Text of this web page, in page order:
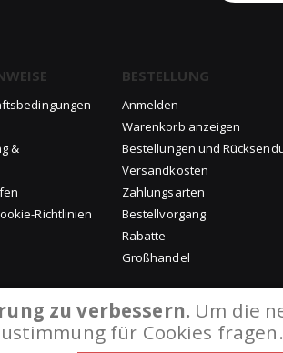
zu verbessern. Um die
für Cookies fragen.
&
Richtlinien
BESTELLUNG
Anmelden
Warenkorb anzeigen
Bestellungen und
Versandkosten
Zahlungsarten
Bestellvorgang
Rabatte
Großhandel